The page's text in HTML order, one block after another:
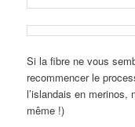
Si la fibre ne vous
recommencer le
l’islandais en merinos,
même !)